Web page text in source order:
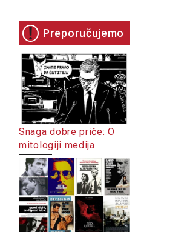
Preporučujemo
Snaga dobre priče: O
mitologiji medija